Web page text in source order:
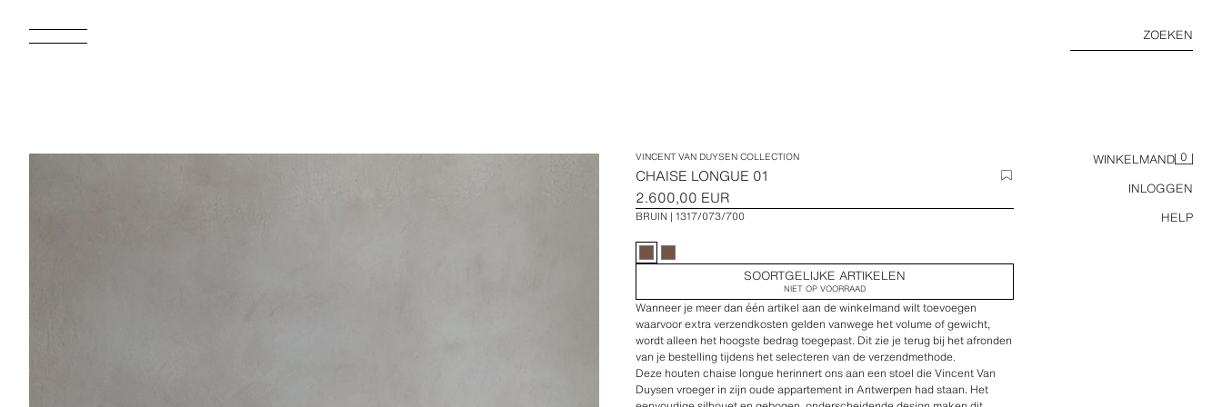
ZOEKEN
WINKELMAND 0
INLOGGEN
HELP
VINCENT VAN DUYSEN COLLECTION
CHAISE LONGUE 01
2.600,00 EUR
BRUIN 1317/073/700
SOORTGELIJKE ARTIKELEN
NIET OP VOORRAAD
Wanneer je meer dan één artikel aan de winkelmand wilt toevoegen
waarvoor extra verzendkosten gelden vanwege het volume of gewicht,
wordt alleen het hoogste bedrag toegepast. Dit zie je terug bij het afronden
van je bestelling tijdens het selecteren van de verzendmethode.
Deze houten chaise longue herinnert ons aan een stoel die Vincent Van
Duysen vroeger in zijn oude appartement in Antwerpen had staan. Het